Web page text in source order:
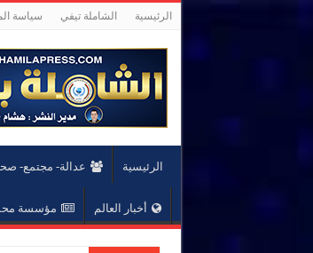
الرئيسية الشاملة تيفي سياسة
الرئيسية عدالة- مجتمع-
أخبار العالم مؤسسة